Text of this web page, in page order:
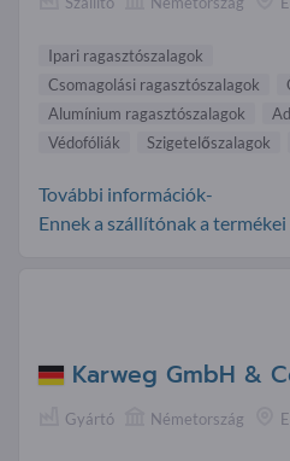
Ipari ragasztószalagok
Csomagolási ragasztószalagok
Alumínium ragasztószalagok
Védofóliák
Szigetelőszalagok
További információk-
Ennek a szállítónak a termékei
Karweg GmbH &
Gyártó Németország